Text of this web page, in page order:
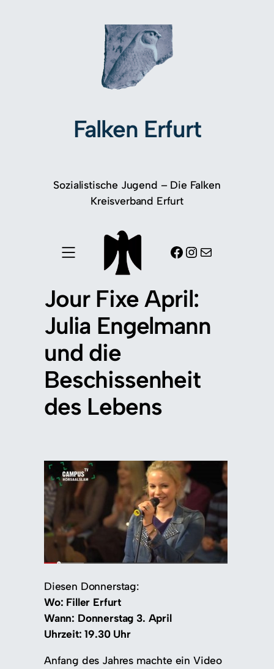
Falken Erfurt
Sozialistische Jugend – Die Falken
Kreisverband Erfurt
Facebook Instagram E-Mail
Jour Fixe April:
Julia Engelmann
und die
Beschissenheit
des Lebens
Diesen Donnerstag:
Wo: Filler Erfurt
Wann: Donnerstag 3. April
Uhrzeit: 19.30 Uhr
Anfang des Jahres machte ein Video